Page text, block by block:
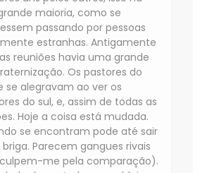
maioria, como se
passando por pessoas
estranhas. Antigamente
reuniões havia uma grande
Os pastores do
se alegravam ao ver os
do sul, e, assim de todas as
Hoje a coisa está mudada.
se encontram pode até sair
Parecem gangues rivais
me pela comparação).